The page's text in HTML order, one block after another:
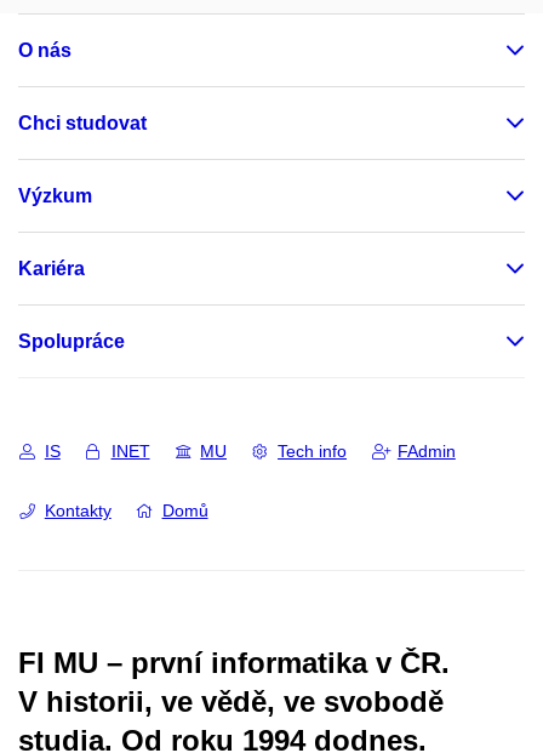
O nás
Chci studovat
Výzkum
Kariéra
Spolupráce
IS INET MU Tech info FAdmin
Kontakty Domů
FI MU – první informatika v ČR.
V historii, ve vědě, ve svobodě
studia. Od roku 1994 dodnes.